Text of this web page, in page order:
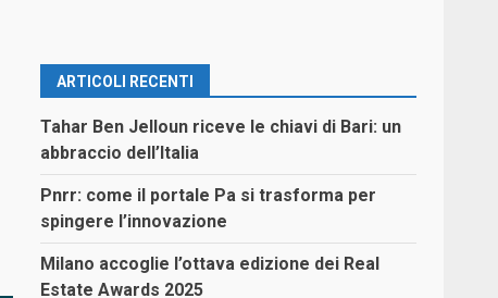
ARTICOLI RECENTI
Tahar Ben Jelloun riceve le chiavi di Bari: un
abbraccio dell’Italia
Pnrr: come il portale Pa si trasforma per
spingere l’innovazione
Milano accoglie l’ottava edizione dei Real
Estate Awards 2025